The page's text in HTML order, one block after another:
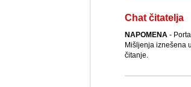
Chat čitatelja
NAPOMENA-
Mišljenja iznešena
čitanje.